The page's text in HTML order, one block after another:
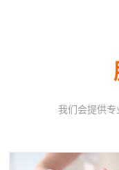
我们会提供专